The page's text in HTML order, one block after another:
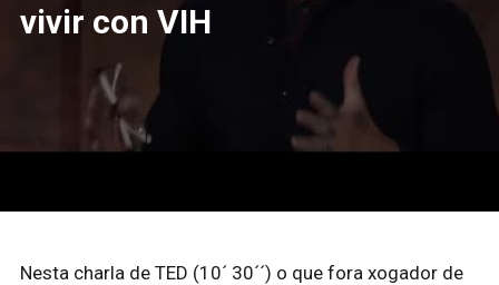
vivir con VIH
Nesta charla de TED (10´ 30´´) o que fora xogador de